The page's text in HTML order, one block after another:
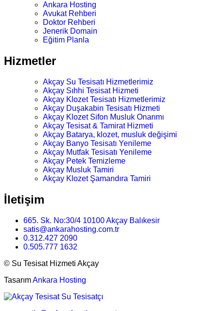
Ankara Hosting
Avukat Rehberi
Doktor Rehberi
Jenerik Domain
Eğitim Planla
Hizmetler
Akçay Su Tesisatı Hizmetlerimiz
Akçay Sıhhi Tesisat Hizmeti
Akçay Klozet Tesisatı Hizmetlerimiz
Akçay Duşakabin Tesisatı Hizmeti
Akçay Klozet Sifon Musluk Onarımı
Akçay Tesisat & Tamirat Hizmeti
Akçay Batarya, klozet, musluk değişimi
Akçay Banyo Tesisatı Yenileme
Akçay Mutfak Tesisatı Yenileme
Akçay Petek Temizleme
Akçay Musluk Tamiri
Akçay Klozet Şamandıra Tamiri
İletişim
665. Sk. No:30/4 10100 Akçay Balıkesir
satis@ankarahosting.com.tr
0.312.427 2090
0.505.777 1632
© Su Tesisat Hizmeti Akçay
TasarımAnkara Hosting